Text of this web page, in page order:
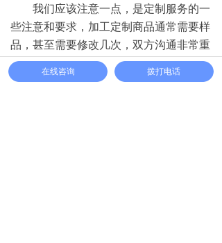
我们应该注意一点，是定制服务的一
些注意和要求，加工定制商品通常需要样
品，甚至需要修改几次，双方沟通非常重
要，所以在这方面，每个人都需要选择，
如果你想得到更好的加工定制效果，那么
在线咨询 拨打电话